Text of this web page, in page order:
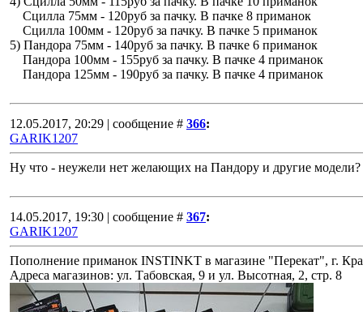
Сцилла 75мм - 120руб за пачку. В пачке 8 приманок
Сцилла 100мм - 120руб за пачку. В пачке 5 приманок
5) Пандора 75мм - 140руб за пачку. В пачке 6 приманок
Пандора 100мм - 155руб за пачку. В пачке 4 приманок
Пандора 125мм - 190руб за пачку. В пачке 4 приманок
12.05.2017, 20:29 | сообщение # 366:
GARIK1207
Ну что - неужели нет желающих на Пандору и другие модели?
14.05.2017, 19:30 | сообщение # 367:
GARIK1207
Пополнение приманок INSTINKT в магазине "Перекат", г.
Адреса магазинов: ул. Табовская, 9 и ул. Высотная, 2, стр. 8